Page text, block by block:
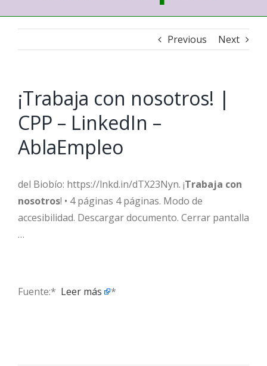
Previous Next
¡Trabaja con nosotros! |
CPP – LinkedIn –
AblaEmpleo
del Biobío: https://lnkd.in/dTX23Nyn. ¡Trabaja con
nosotros! • 4 páginas 4 páginas. Modo de
accesibilidad. Descargar documento. Cerrar pantalla
…
Fuente:* ​ Leer más *